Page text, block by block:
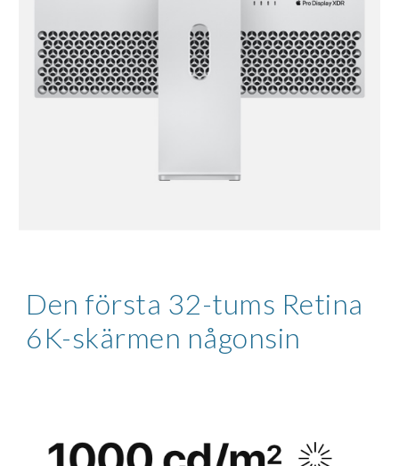
Den första 32-tums Retina
6K-skärmen någonsin